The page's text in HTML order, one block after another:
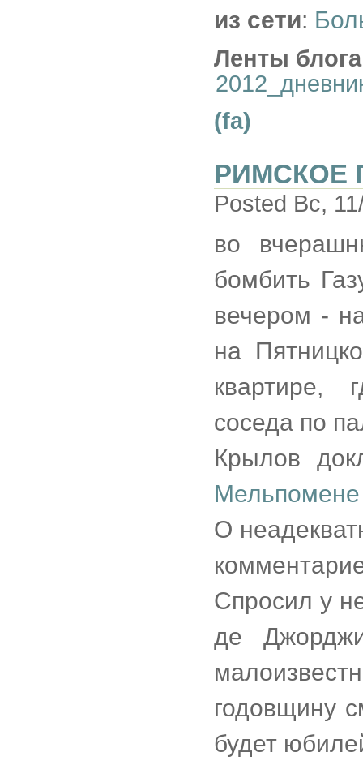
из сети:
Ленты
(fa)
РИМСКОЕ
Posted Вс,
во
бомбить
вечером -
на
квартире,
соседа по
Крылов
Мельпомене
О
Спросил у
де
годовщину
будет